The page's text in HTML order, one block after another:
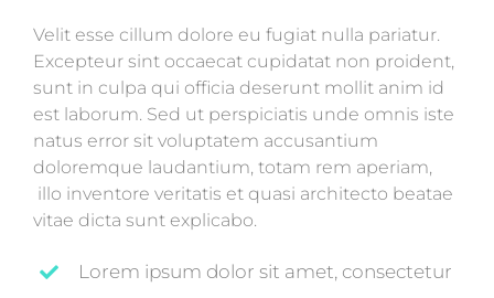
Velit esse cillum dolore eu fugiat nulla pariatur.
Excepteur sint occaecat cupidatat non proident,
sunt in culpa qui officia deserunt mollit anim id
est laborum. Sed ut perspiciatis unde omnis iste
natus error sit voluptatem accusantium
doloremque laudantium, totam rem aperiam,
illo inventore veritatis et quasi architecto beatae
vitae dicta sunt explicabo.
Lorem ipsum dolor sit amet, consectetur